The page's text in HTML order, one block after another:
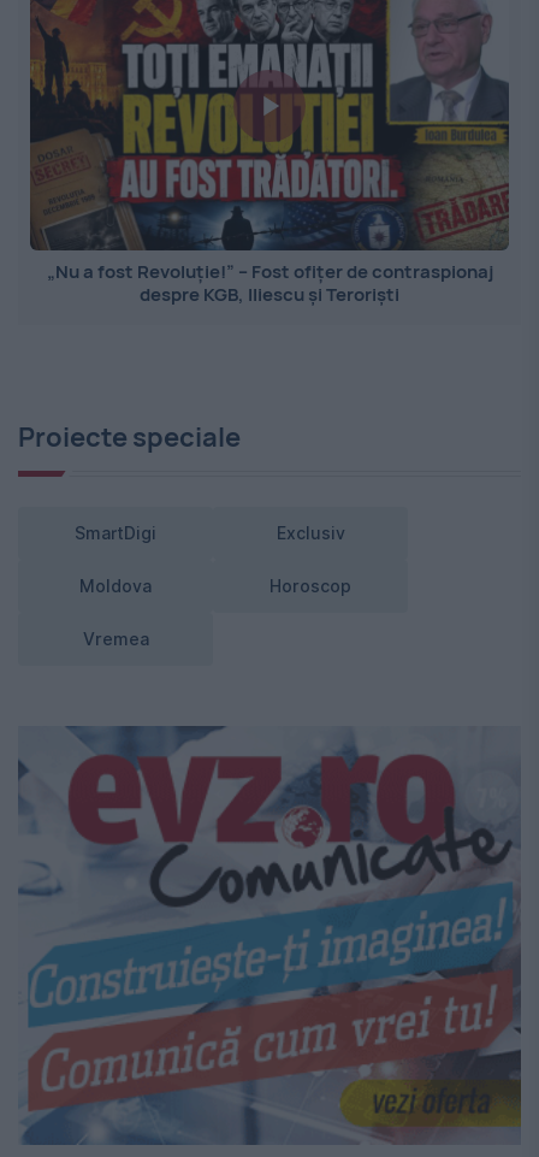
„Nu a fost Revoluție!” – Fost ofițer de contraspionaj
despre KGB, Iliescu și Teroriști
Proiecte speciale
SmartDigi Exclusiv
Moldova Horoscop
Vremea